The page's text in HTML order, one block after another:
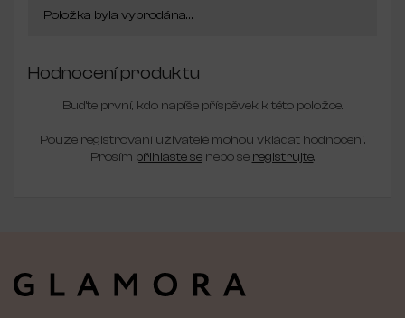
Položka byla vyprodána…
Hodnocení produktu
Buďte první, kdo napíše příspěvek k této položce.
Pouze registrovaní uživatelé mohou vkládat hodnocení.
Prosím přihlaste senebo se registrujte.